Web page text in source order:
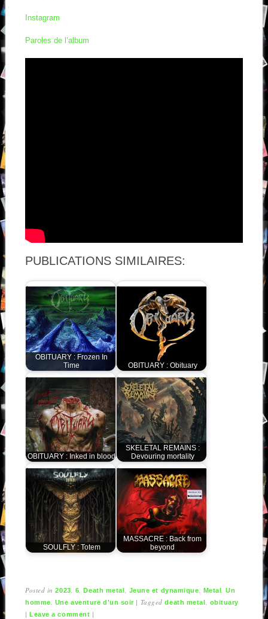
Instagram
Paroles de l’album
PUBLICATIONS SIMILAIRES:
OBITUARY : Frozen In
Time
OBITUARY : Obituary
OBITUARY : Inked in blood
SKELETAL REMAINS :
Devouring mortality
SOULFLY : Totem
MASSACRE : Back from
beyond
Posted in2023, 6,Death metal, Jeune et dynamique, Metal,Un
homme, Une aventure d'un soir | Taggeddeath metal, obituary
|Leave a comment |